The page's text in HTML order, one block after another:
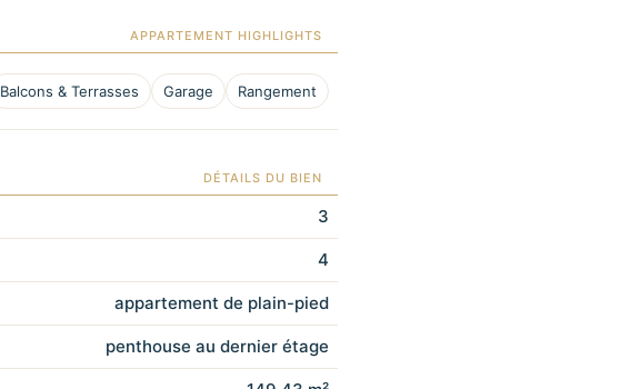
APPARTEMENT HIGHLIGHTS
Balcons & Terrasses Garage Rangement
DÉTAILS DU BIEN
3
4
appartement de plain-pied
penthouse au dernier étage